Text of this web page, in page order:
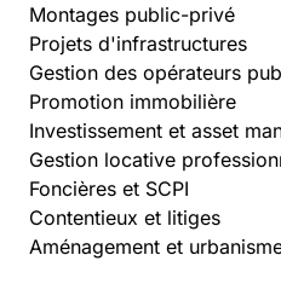
Montages public-privé
Projets d'infrastructures
Gestion des opérateurs
Promotion immobilière
Investissement et asset
Gestion locative
Foncières et SCPI
Contentieux et litiges
Aménagement et